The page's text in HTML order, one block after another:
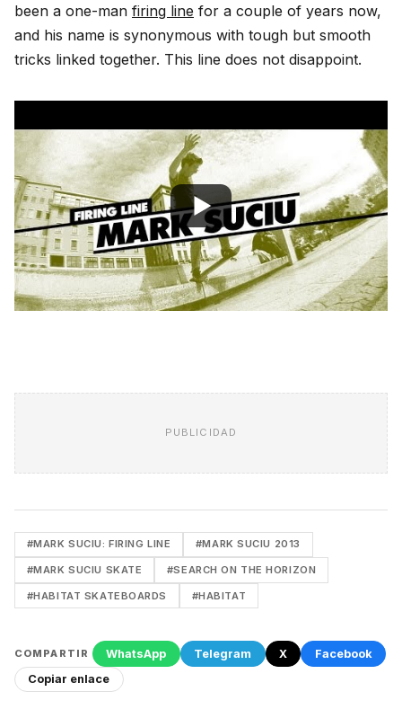
been a one-man firing line for a couple of years now,
and his name is synonymous with tough but smooth
tricks linked together. This line does not disappoint.
PUBLICIDAD
#MARK SUCIU: FIRING LINE #MARK SUCIU 2013
#MARK SUCIU SKATE #SEARCH ON THE HORIZON
#HABITAT SKATEBOARDS #HABITAT
COMPARTIR WhatsApp Telegram X
Facebook
Copiar enlace